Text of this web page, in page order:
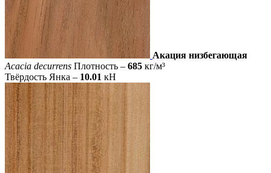
Акация низбегающая
Acacia decurrens Плотность – 685 кг/м³
Твёрдость Янка – 10.01 кН